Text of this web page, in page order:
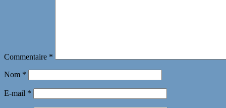
Commentaire *
Nom *
E-mail *